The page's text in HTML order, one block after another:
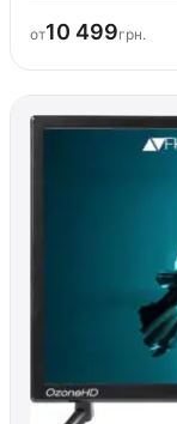
от10 499грн.